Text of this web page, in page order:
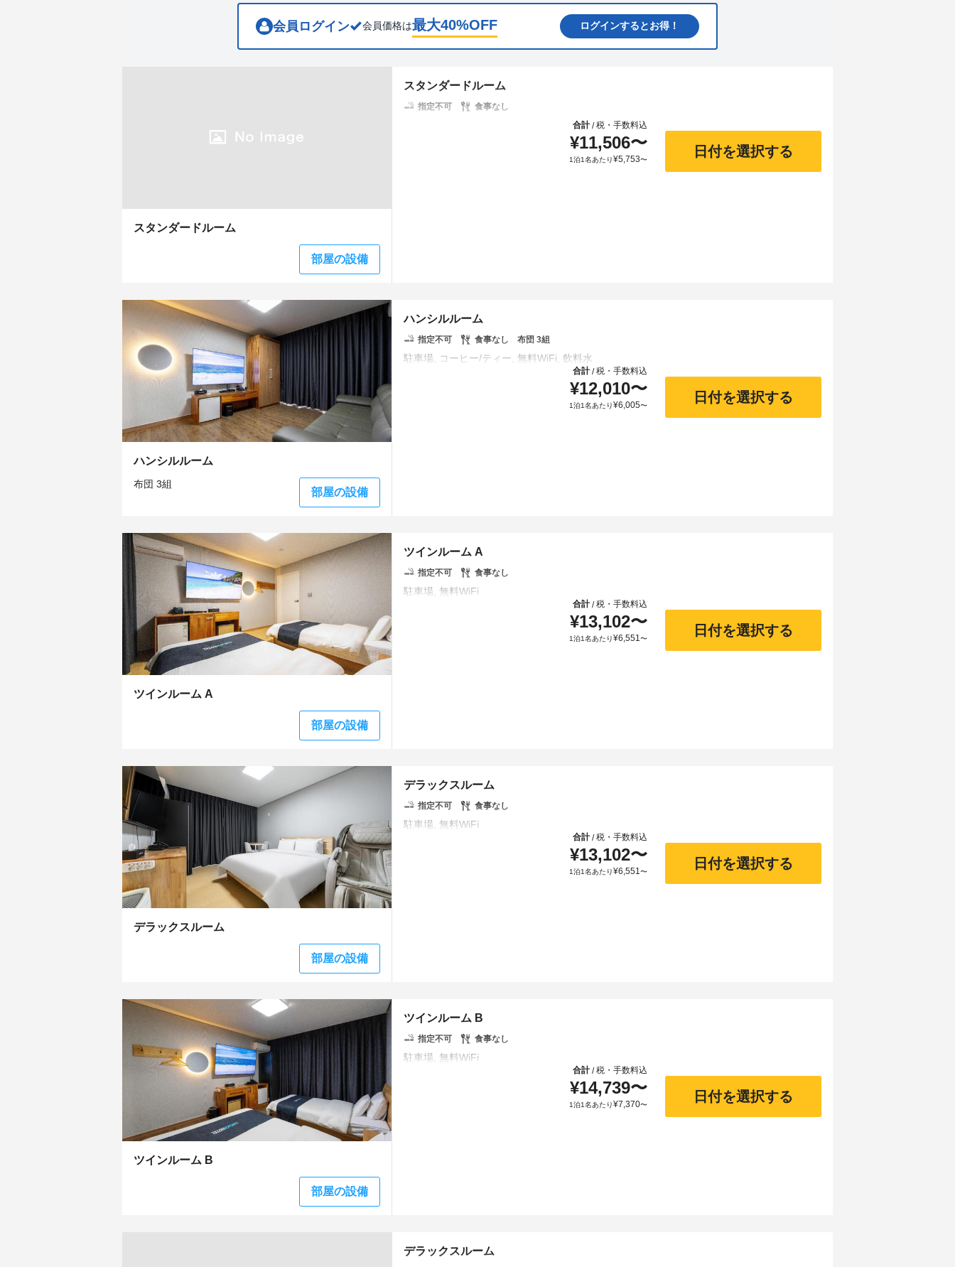
shortcuts
for
changing
会員ログイン 会員価格は最大40%OFF ログインするとお得！
スタンダードルーム
部屋の設備
スタンダードルーム
指定不可
食事なし
合計/税・手数料込
¥11,506〜
1泊1名あたり¥5,753〜
日付を選択する
ハンシルルーム
布団 3組
部屋の設備
ハンシルルーム
指定不可 食事なし 布団 3組
合計/税・手数料込
¥12,010〜
1泊1名あたり¥6,005〜
日付を選択する
ツインルーム A
部屋の設備
ツインルーム A
指定不可 食事なし
合計/税・手数料込
¥13,102〜
1泊1名あたり¥6,551〜
日付を選択する
デラックスルーム
部屋の設備
デラックスルーム
指定不可 食事なし
合計/税・手数料込
¥13,102〜
1泊1名あたり¥6,551〜
日付を選択する
ツインルーム B
部屋の設備
ツインルーム B
指定不可 食事なし
合計/税・手数料込
¥14,739〜
1泊1名あたり¥7,370〜
日付を選択する
デラックスルーム